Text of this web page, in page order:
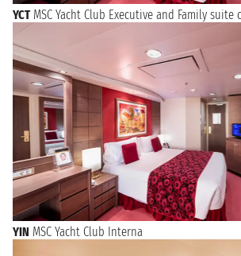
YCT MSC Yacht Club Executive and Family suite
YIN MSC Yacht Club Interna